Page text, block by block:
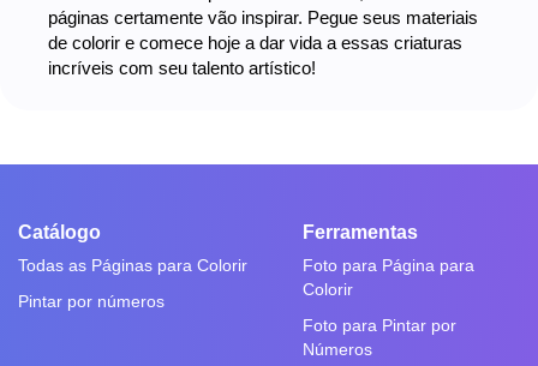
páginas certamente vão inspirar. Pegue seus materiais
de colorir e comece hoje a dar vida a essas criaturas
incríveis com seu talento artístico!
Catálogo
Todas as Páginas para Colorir
Pintar por números
Ferramentas
Foto para Página para
Colorir
Foto para Pintar por
Números